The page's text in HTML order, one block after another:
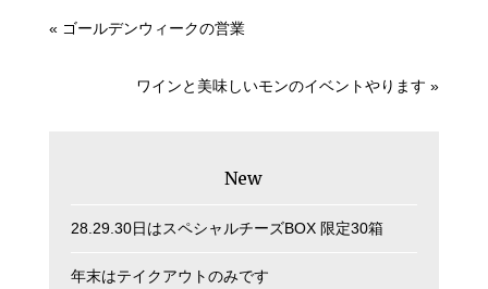
« ゴールデンウィークの営業
ワインと美味しいモンのイベントやります »
New
28.29.30日はスペシャルチーズBOX 限定30箱
年末はテイクアウトのみです